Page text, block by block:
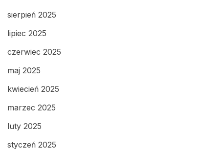
sierpień 2025
lipiec 2025
czerwiec 2025
maj 2025
kwiecień 2025
marzec 2025
luty 2025
styczeń 2025